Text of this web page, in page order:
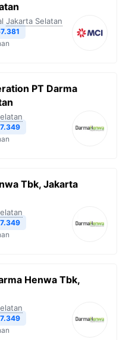
Jakarta Selatan
PT Darma
Tbk, Jakarta
Henwa Tbk,